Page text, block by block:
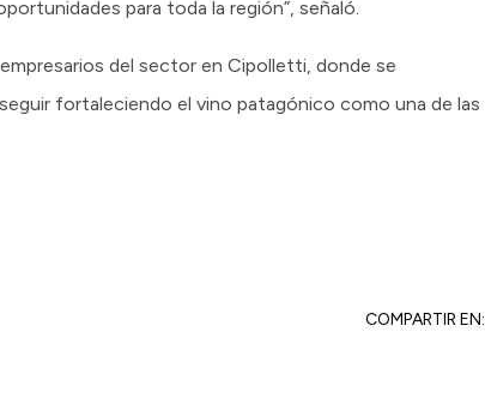
para toda la región”, señaló.
del sector en Cipolletti, donde se
fortaleciendo el vino patagónico como una de las
COMPARTIR EN: